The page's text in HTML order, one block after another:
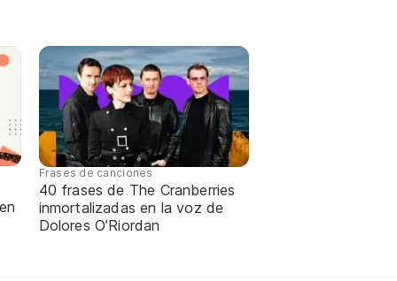
Frases de canciones
40 frases de The Cranberries
inmortalizadas en la voz de
Dolores O’Riordan